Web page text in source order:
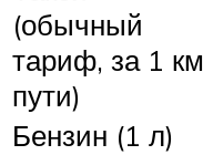
(обычный
тариф, за 1 км
пути)
Бензин (1 л)